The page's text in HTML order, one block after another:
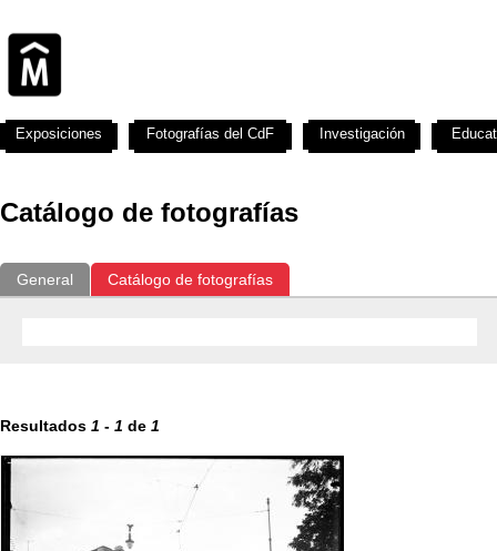
Catálogo de fotografías
General Catálogo de fotografías
Resultados 1 - 1 de 1
Exposiciones Fotografías del CdF Investigación